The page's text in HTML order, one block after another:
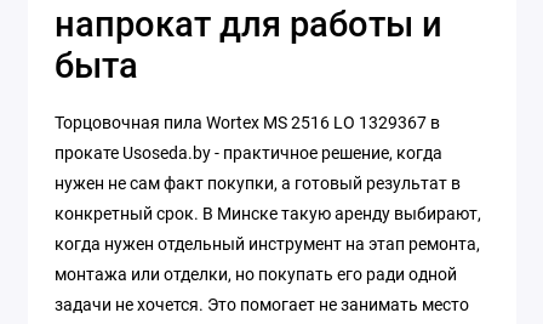
напрокат для работы и
быта
Торцовочная пила Wortex MS 2516 LO 1329367 в
прокате Usoseda.by - практичное решение, когда
нужен не сам факт покупки, а готовый результат в
конкретный срок. В Минске такую аренду выбирают,
когда нужен отдельный инструмент на этап ремонта,
монтажа или отделки, но покупать его ради одной
задачи не хочется. Это помогает не занимать место